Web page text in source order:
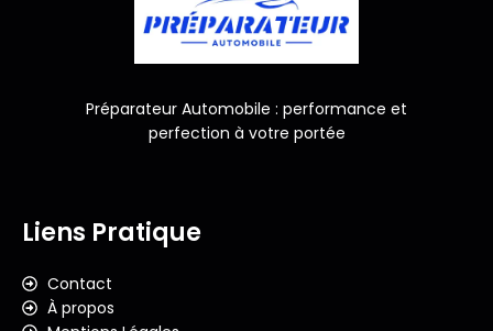
Préparateur Automobile : performance et
perfection à votre portée
Liens Pratique
Contact
À propos